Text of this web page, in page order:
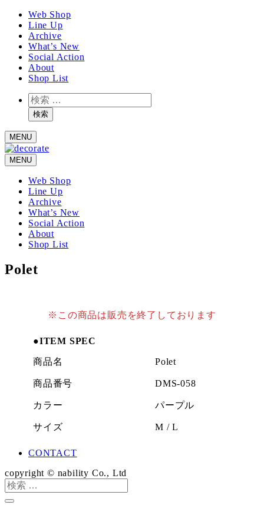
動
Web Shop
Line Up
Archive
What’s New
Social Action
About
Shop List
検
索検索
MENU
MENU
Web Shop
Line Up
Archive
What’s New
Social Action
About
Shop List
Polet
※この商品は販売を終了しております
●ITEM SPEC
商品名 Polet
商品番号 DMS-058
カラー パープル
サイズ M / L
CONTACT
copyright © nability Co., Ltd
検
索